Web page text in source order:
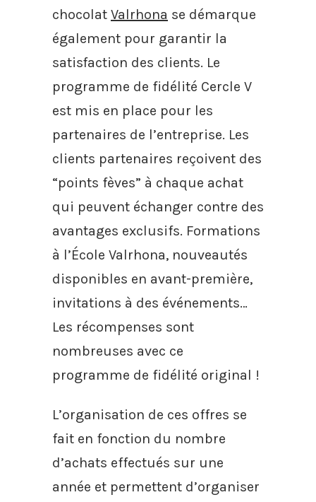
chocolat Valrhona se démarque
également pour garantir la
satisfaction des clients. Le
programme de fidélité Cercle V
est mis en place pour les
partenaires de l’entreprise. Les
clients partenaires reçoivent des
“points fèves” à chaque achat
qui peuvent échanger contre des
avantages exclusifs. Formations
à l’École Valrhona, nouveautés
disponibles en avant-première,
invitations à des événements…
Les récompenses sont
nombreuses avec ce
programme de fidélité original !
L’organisation de ces offres se
fait en fonction du nombre
d’achats effectués sur une
année et permettent d’organiser